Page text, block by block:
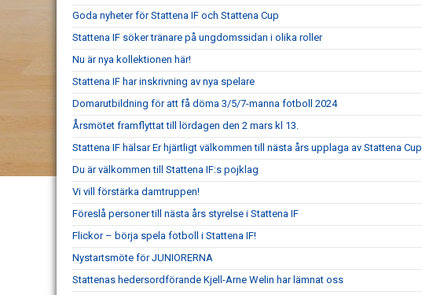
Goda nyheter för Stattena IF och Stattena Cup
Stattena IF söker tränare på ungdomssidan i olika roller
Nu är nya kollektionen här!
Stattena IF har inskrivning av nya spelare
Domarutbildning för att få döma 3/5/7-manna fotboll 2024
Årsmötet framflyttat till lördagen den 2 mars kl 13.
Stattena IF hälsar Er hjärtligt välkommen till nästa års upplaga av Stattena Cup
Du är välkommen till Stattena IF:s pojklag
Vi vill förstärka damtruppen!
Föreslå personer till nästa års styrelse i Stattena IF
Flickor – börja spela fotboll i Stattena IF!
Nystartsmöte för JUNIORERNA
Stattenas hedersordförande Kjell-Arne Welin har lämnat oss